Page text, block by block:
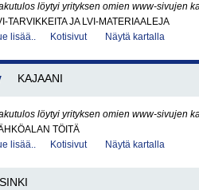
löytyi yrityksen omien www-sivujen
TARVIKKEITA JA LVI-MATERIAALEJA
lisää..
Kotisivut Näytä kartalla
KAJAANI
löytyi yrityksen omien www-sivujen
TÖITÄ
lisää..
Kotisivut Näytä kartalla